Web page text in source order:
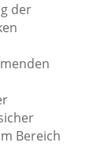
der
Bereich